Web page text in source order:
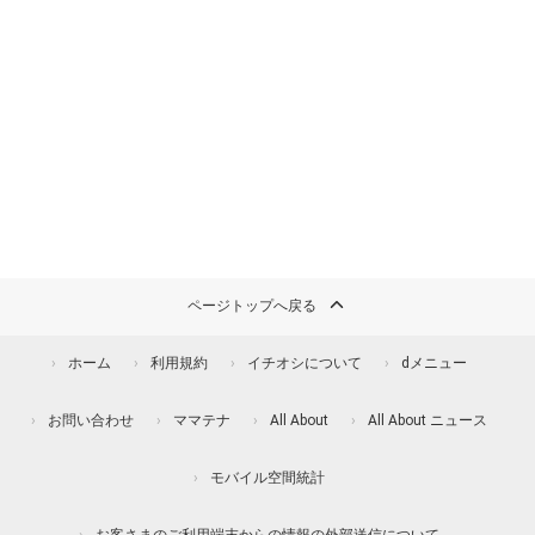
ページトップへ戻る
ホーム 利用規約 イチオシについて dメニュー
お問い合わせ ママテナ All About All About ニュース
モバイル空間統計